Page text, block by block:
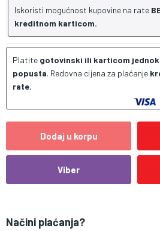
Iskoristi mogućnost kupovine na rate
kreditnom karticom.
Platite gotovinski ili karticom
popusta. Redovna cijena za plaćanje
rate.
Dodaj u korpu
Viber
Načini plaćanja?